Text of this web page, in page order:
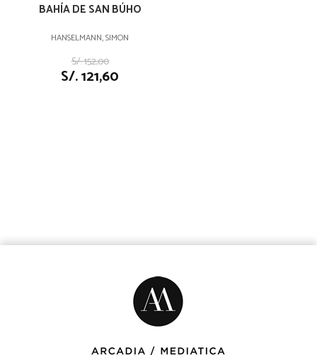
BAHÍA DE SAN BÚHO
HANSELMANN, SIMON
S/. 152,00
S/. 121,60